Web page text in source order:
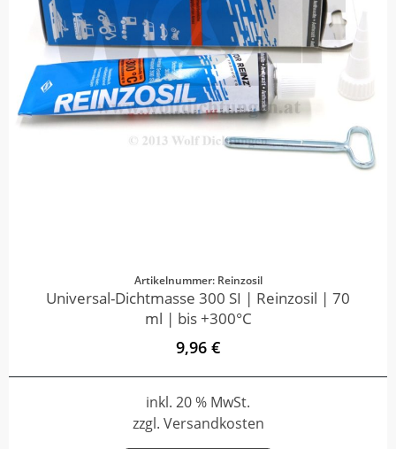
Artikelnummer: Reinzosil
Universal-Dichtmasse 300 SI | Reinzosil | 70
ml | bis +300°C
9,96 €
inkl. 20 % MwSt.
zzgl. Versandkosten